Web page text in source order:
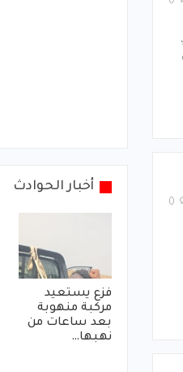
أخبار الحوادث
فزع يستعيد
مركبة منهوبة
بعد ساعات من
نهبها…